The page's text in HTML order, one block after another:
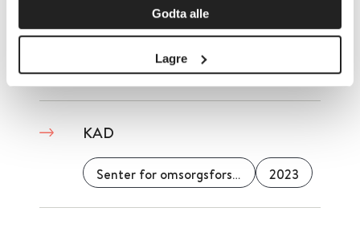
Godta alle
Lagre
Helsedirektoratet
Detaljer
KAD
Senter for omsorgsforskning 2023